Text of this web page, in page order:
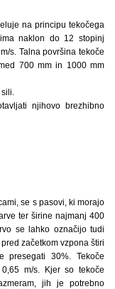
na principu tekočega
naklon do 12 stopinj
s. Talna površina tekoče
700 mm in 1000 mm
njihovo brezhibno
se s pasovi, ki morajo
ter širine najmanj 400
se lahko označijo tudi
začetkom vzpona štiri
presegati 30%. Tekoče
m/s. Kjer so tekoče
jih je potrebno